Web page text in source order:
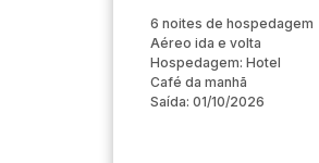
6 noites de hospedagem
Aéreo ida e volta
Hospedagem: Hotel
Café da manhã
Saída: 01/10/2026